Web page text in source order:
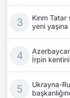
Kırım
yeni
İrpin
Ukrayna-